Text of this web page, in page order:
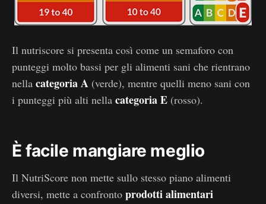
Il nutriscore si presenta così come un semaforo con
punteggi molto bassi per gli alimenti sani che rientrano
nella categoria A (verde), mentre quelli meno sani con
i punteggi più alti nella categoria E (rosso).
È facile mangiare meglio
Il NutriScore non mette sullo stesso piano alimenti
diversi, mette a confronto prodotti alimentari